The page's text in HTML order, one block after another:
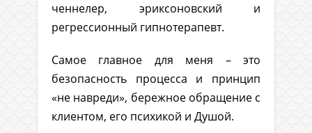
ченнелер, эриксоновский и
регрессионный гипнотерапевт.
Самое главное для меня – это
безопасность процесса и принцип
«не навреди», бережное обращение с
клиентом, его психикой и Душой.